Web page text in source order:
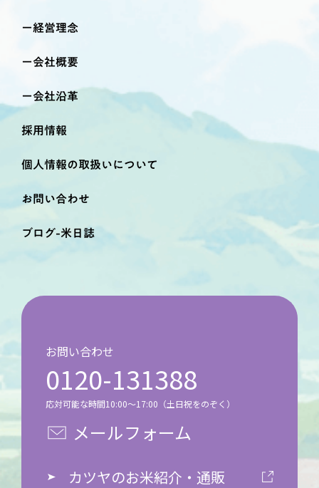
経営理念
会社概要
会社沿革
採用情報
個人情報の取扱いについて
お問い合わせ
ブログ-米日誌
お問い合わせ
0120-131388
応対可能な時間10:00～17:00（土日祝をのぞく）
メールフォーム
カツヤのお米紹介・通販